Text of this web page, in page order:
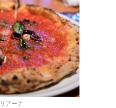
アーナ